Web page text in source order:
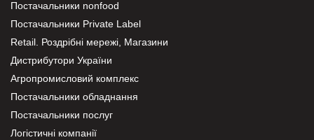
Постачальники nonfood
Постачальники Private Label
Retail. Роздрібні мережі, Магазини
Дистрибутори України
Агропромисловий комплекс
Постачальники обладнання
Постачальники послуг
Логістичні компанії